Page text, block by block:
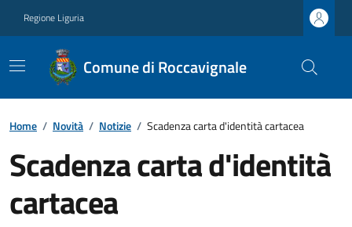
Regione Liguria
Comune di Roccavignale
Home / Novità / Notizie / Scadenza carta d'identità cartacea
Scadenza carta d'identità
cartacea